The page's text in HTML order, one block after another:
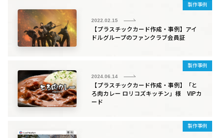
2022.02.15
【プラスチックカード作成・事例】アイ
ドルグループのファンクラブ会員証
製作事例
2024.06.14
【プラスチックカード作成・事例】「と
ろ肉カレー ロリコズキッチン」様 VIPカ
ード
製作事例
製作事例